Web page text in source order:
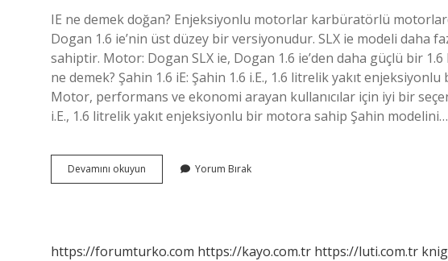
IE ne demek doğan? Enjeksiyonlu motorlar karbüratörlü
Dogan 1.6 ie’nin üst düzey bir versiyonudur. SLX ie modeli daha
sahiptir. Motor: Dogan SLX ie, Dogan 1.6 ie’den daha güçlü bir
ne demek? Şahin 1.6 iE: Şahin 1.6 i.E., 1.6 litrelik yakıt
Motor, performans ve ekonomi arayan kullanıcılar için iyi bir
i.E., 1.6 litrelik yakıt enjeksiyonlu bir motora sahip Şahin modelini…
Devamını okuyun
16
Yorum Bırak
https://forumturko.com https://kayo.com.tr https://luti.com.tr